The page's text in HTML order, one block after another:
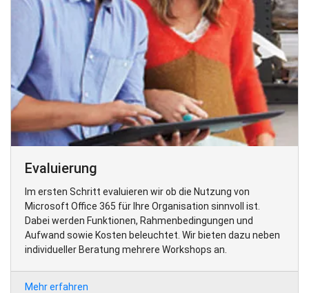
Evaluierung
Im ersten Schritt evaluieren wir ob die Nutzung von
Microsoft Office 365 für Ihre Organisation sinnvoll ist.
Dabei werden Funktionen, Rahmenbedingungen und
Aufwand sowie Kosten beleuchtet. Wir bieten dazu neben
individueller Beratung mehrere Workshops an.
Mehr erfahren